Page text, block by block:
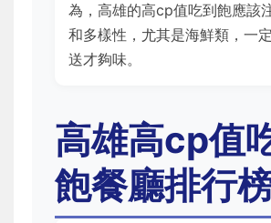
為，高雄的高cp值吃到飽應該
和多樣性，尤其是海鮮類，一
送才夠味。
高雄高cp值
飽餐廳排行